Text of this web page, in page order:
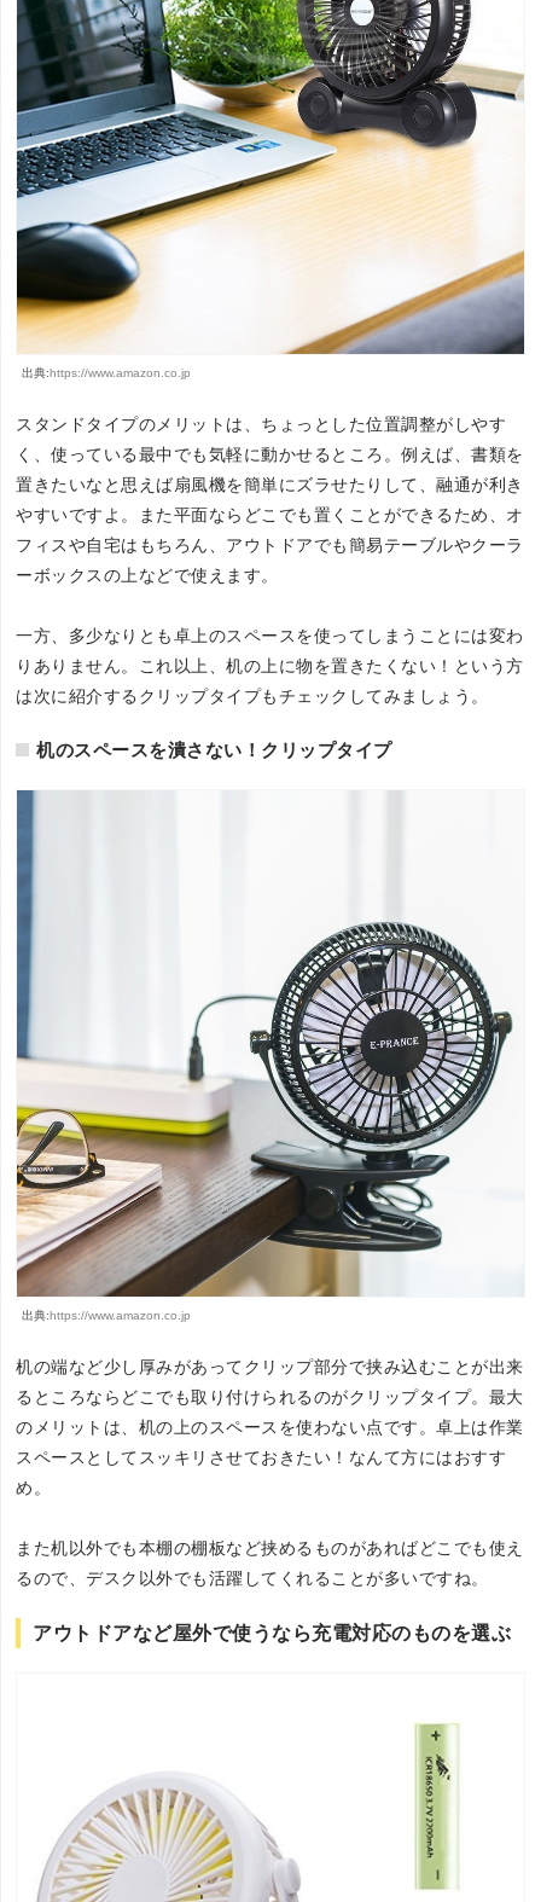
出典:https://www.amazon.co.jp
スタンドタイプのメリットは、ちょっとした位置調整がしやす
く、使っている最中でも気軽に動かせるところ。例えば、書類を
置きたいなと思えば扇風機を簡単にズラせたりして、融通が利き
やすいですよ。また平面ならどこでも置くことができるため、オ
フィスや自宅はもちろん、アウトドアでも簡易テーブルやクーラ
ーボックスの上などで使えます。
一方、多少なりとも卓上のスペースを使ってしまうことには変わ
りありません。これ以上、机の上に物を置きたくない！という方
は次に紹介するクリップタイプもチェックしてみましょう。
机のスペースを潰さない！クリップタイプ
出典:https://www.amazon.co.jp
机の端など少し厚みがあってクリップ部分で挟み込むことが出来
るところならどこでも取り付けられるのがクリップタイプ。最大
のメリットは、机の上のスペースを使わない点です。卓上は作業
スペースとしてスッキリさせておきたい！なんて方にはおすす
め。
また机以外でも本棚の棚板など挟めるものがあればどこでも使え
るので、デスク以外でも活躍してくれることが多いですね。
アウトドアなど屋外で使うなら充電対応のものを選ぶ